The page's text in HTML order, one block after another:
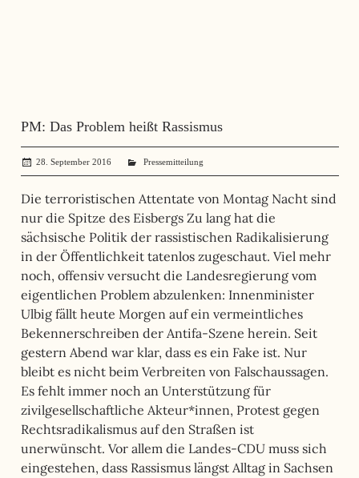
PM: Das Problem heißt Rassismus
28. September 2016 administrator
Pressemitteilung
Die terroristischen Attentate von Montag Nacht sind
nur die Spitze des Eisbergs Zu lang hat die
sächsische Politik der rassistischen Radikalisierung
in der Öffentlichkeit tatenlos zugeschaut. Viel mehr
noch, offensiv versucht die Landesregierung vom
eigentlichen Problem abzulenken: Innenminister
Ulbig fällt heute Morgen auf ein vermeintliches
Bekennerschreiben der Antifa-Szene herein. Seit
gestern Abend war klar, dass es ein Fake ist. Nur
bleibt es nicht beim Verbreiten von Falschaussagen.
Es fehlt immer noch an Unterstützung für
zivilgesellschaftliche Akteur*innen, Protest gegen
Rechtsradikalismus auf den Straßen ist
unerwünscht. Vor allem die Landes-CDU muss sich
eingestehen, dass Rassismus längst Alltag in Sachsen